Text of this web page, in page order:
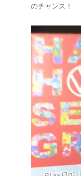
のチャンス！